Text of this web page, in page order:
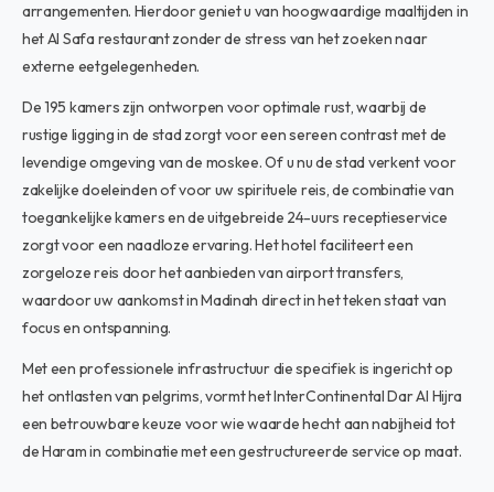
arrangementen. Hierdoor geniet u van hoogwaardige maaltijden in
het Al Safa restaurant zonder de stress van het zoeken naar
externe eetgelegenheden.
De 195 kamers zijn ontworpen voor optimale rust, waarbij de
rustige ligging in de stad zorgt voor een sereen contrast met de
levendige omgeving van de moskee. Of u nu de stad verkent voor
zakelijke doeleinden of voor uw spirituele reis, de combinatie van
toegankelijke kamers en de uitgebreide 24-uurs receptieservice
zorgt voor een naadloze ervaring. Het hotel faciliteert een
zorgeloze reis door het aanbieden van airport transfers,
waardoor uw aankomst in Madinah direct in het teken staat van
focus en ontspanning.
Met een professionele infrastructuur die specifiek is ingericht op
het ontlasten van pelgrims, vormt het InterContinental Dar Al Hijra
een betrouwbare keuze voor wie waarde hecht aan nabijheid tot
de Haram in combinatie met een gestructureerde service op maat.